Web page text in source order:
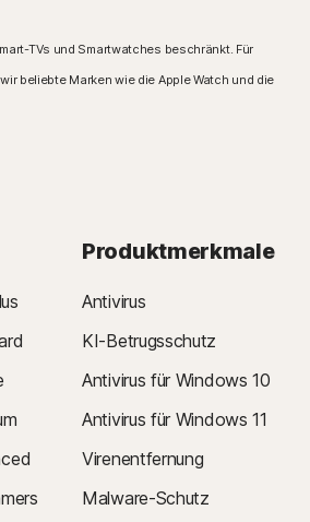
TVs und Smartwatches beschränkt. Für
beliebte Marken wie die Apple Watch und die
Produktmerkmale
Antivirus
KI-Betrugsschutz
Antivirus für Windows 10
Antivirus für Windows 11
Virenentfernung
Malware-Schutz